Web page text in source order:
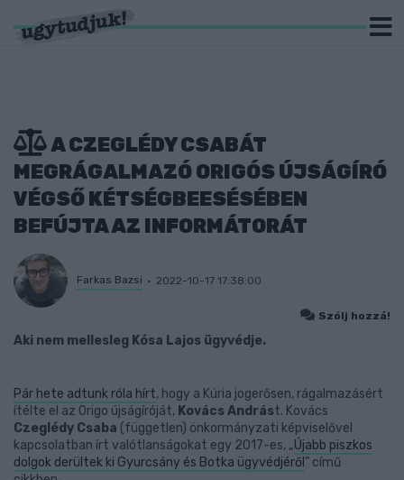
A CZEGLÉDY CSABÁT
MEGRÁGALMAZÓ ORIGÓS ÚJSÁGÍRÓ
VÉGSŐ KÉTSÉGBEESÉSÉBEN
BEFÚJTA AZ INFORMÁTORÁT
Farkas Bazsi 2022-10-17 17:38:00
Szólj hozzá!
Aki nem mellesleg Kósa Lajos ügyvédje.
Pár hete adtunk róla hírt, hogy a Kúria jogerősen, rágalmazásért
ítélte el az Origo újságíróját, Kovács Andrást. Kovács
Czeglédy Csaba (független) önkormányzati képviselővel
kapcsolatban írt valótlanságokat egy 2017-es, „Újabb piszkos
dolgok derültek ki Gyurcsány és Botka ügyvédjéről ” című